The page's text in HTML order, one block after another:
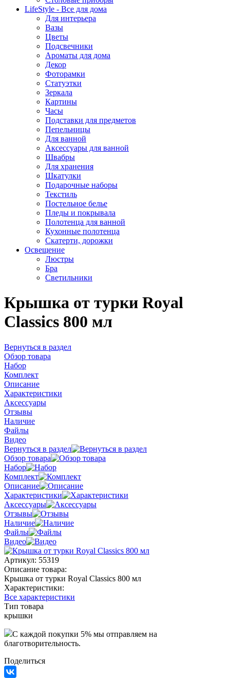
LifeStyle - Все для дома
Для интерьера
Вазы
Цветы
Подсвечники
Ароматы для дома
Декор
Фоторамки
Статуэтки
Зеркала
Картины
Часы
Подставки для предметов
Пепельницы
Для ванной
Аксессуары для ванной
Швабры
Для хранения
Шкатулки
Подарочные наборы
Текстиль
Постельное белье
Пледы и покрывала
Полотенца для ванной
Кухонные полотенца
Скатерти, дорожки
Освещение
Люстры
Бра
Светильники
Крышка от турки Royal
Classics 800 мл
Вернуться в раздел
Обзор товара
Набор
Комплект
Описание
Характеристики
Аксессуары
Отзывы
Наличие
Файлы
Видео
Вернуться в раздел
Обзор товара
Набор
Комплект
Описание
Характеристики
Аксессуары
Отзывы
Наличие
Файлы
Видео
Артикул: 55319
Описание товара:
Крышка от турки Royal Classics 800 мл
Характеристики:
Все характеристики
Тип товара
крышки
C каждой покупки 5% мы отправляем на
благотворительность.
Поделиться